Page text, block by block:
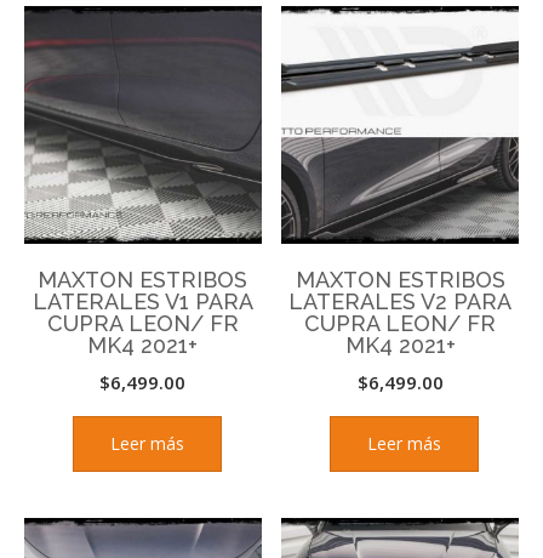
MAXTON ESTRIBOS
LATERALES V1 PARA
CUPRA LEON/ FR
MK4 2021+
$6,499.00
Leer más
MAXTON ESTRIBOS
LATERALES V2 PARA
CUPRA LEON/ FR
MK4 2021+
$6,499.00
Leer más